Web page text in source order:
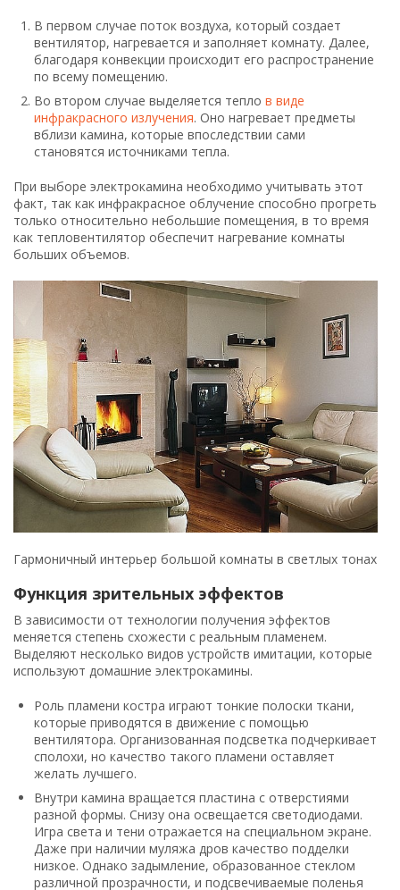
В первом случае поток воздуха, который создает
вентилятор, нагревается и заполняет комнату. Далее,
благодаря конвекции происходит его распространение
по всему помещению.
Во втором случае выделяется тепло в виде
инфракрасного излучения. Оно нагревает предметы
вблизи камина, которые впоследствии сами
становятся источниками тепла.
При выборе электрокамина необходимо учитывать этот
факт, так как инфракрасное облучение способно прогреть
только относительно небольшие помещения, в то время
как тепловентилятор обеспечит нагревание комнаты
больших объемов.
Гармоничный интерьер большой комнаты в светлых тонах
Функция зрительных эффектов
В зависимости от технологии получения эффектов
меняется степень схожести с реальным пламенем.
Выделяют несколько видов устройств имитации, которые
используют домашние электрокамины.
Роль пламени костра играют тонкие полоски ткани,
которые приводятся в движение с помощью
вентилятора. Организованная подсветка подчеркивает
сполохи, но качество такого пламени оставляет
желать лучшего.
Внутри камина вращается пластина с отверстиями
разной формы. Снизу она освещается светодиодами.
Игра света и тени отражается на специальном экране.
Даже при наличии муляжа дров качество подделки
низкое. Однако задымление, образованное стеклом
различной прозрачности, и подсвечиваемые поленья